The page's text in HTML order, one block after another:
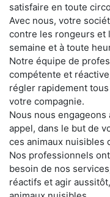
satisfaire en toute
Avec nous, votre
contre les rongeurs et
semaine et à toute
Notre équipe de
compétente et
régler rapidement
votre compagnie.
Nous nous
appel, dans le but de
ces animaux nuisibles
Nos professionnels
besoin de nos
réactifs et agir